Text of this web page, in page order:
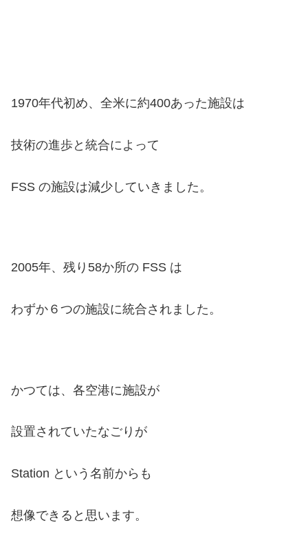
1970年代初め、全米に約400あった施設は
技術の進歩と統合によって
FSS の施設は減少していきました。
2005年、残り58か所の FSS は
わずか６つの施設に統合されました。
かつては、各空港に施設が
設置されていたなごりが
Station という名前からも
想像できると思います。